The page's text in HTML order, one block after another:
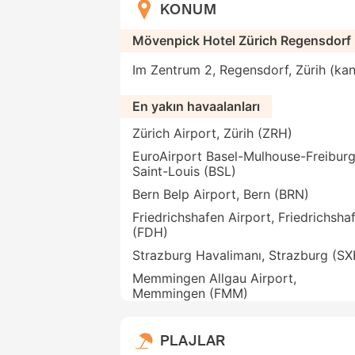
KONUM
Mövenpick Hotel Zürich Regensdorf
Im Zentrum 2, Regensdorf, Zürih
En yakın havaalanları
Zürich Airport, Zürih (ZRH)
EuroAirport Basel-Mulhouse-
Saint-Louis (BSL)
Bern Belp Airport, Bern (BRN)
Friedrichshafen Airport,
(FDH)
Strazburg Havalimanı, Strazburg
Memmingen Allgau Airport,
Memmingen (FMM)
PLAJLAR